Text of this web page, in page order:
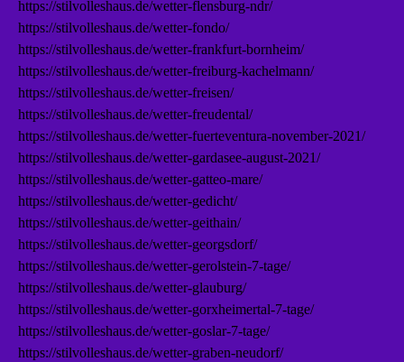
https://stilvolleshaus.de/wetter-flensburg-ndr/
https://stilvolleshaus.de/wetter-fondo/
https://stilvolleshaus.de/wetter-frankfurt-bornheim/
https://stilvolleshaus.de/wetter-freiburg-kachelmann/
https://stilvolleshaus.de/wetter-freisen/
https://stilvolleshaus.de/wetter-freudental/
https://stilvolleshaus.de/wetter-fuerteventura-november-2021/
https://stilvolleshaus.de/wetter-gardasee-august-2021/
https://stilvolleshaus.de/wetter-gatteo-mare/
https://stilvolleshaus.de/wetter-gedicht/
https://stilvolleshaus.de/wetter-geithain/
https://stilvolleshaus.de/wetter-georgsdorf/
https://stilvolleshaus.de/wetter-gerolstein-7-tage/
https://stilvolleshaus.de/wetter-glauburg/
https://stilvolleshaus.de/wetter-gorxheimertal-7-tage/
https://stilvolleshaus.de/wetter-goslar-7-tage/
https://stilvolleshaus.de/wetter-graben-neudorf/